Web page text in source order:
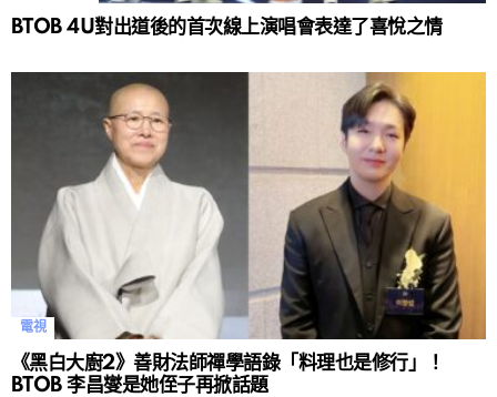
BTOB 4U對出道後的首次線上演唱會表達了喜悅之情
電視
《黑白大廚2》善財法師禪學語錄「料理也是修行」！
BTOB 李昌燮是她侄子再掀話題